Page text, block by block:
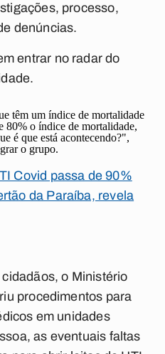
processo,
denúncias.
entrar no radar do
têm um índice de mortalidade
80% o índice de mortalidade,
é que está acontecendo?",
o grupo.
Covid passa de 90%
da Paraíba, revela
o Ministério
procedimentos para
em unidades
as eventuais faltas